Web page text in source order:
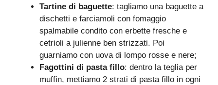
Tartine di baguette: tagliamo una baguette a
dischetti e farciamoli con fomaggio
spalmabile condito con erbette fresche e
cetrioli a julienne ben strizzati. Poi
guarniamo con uova di lompo rosse e nere;
Fagottini di pasta fillo: dentro la teglia per
muffin, mettiamo 2 strati di pasta fillo in ogni